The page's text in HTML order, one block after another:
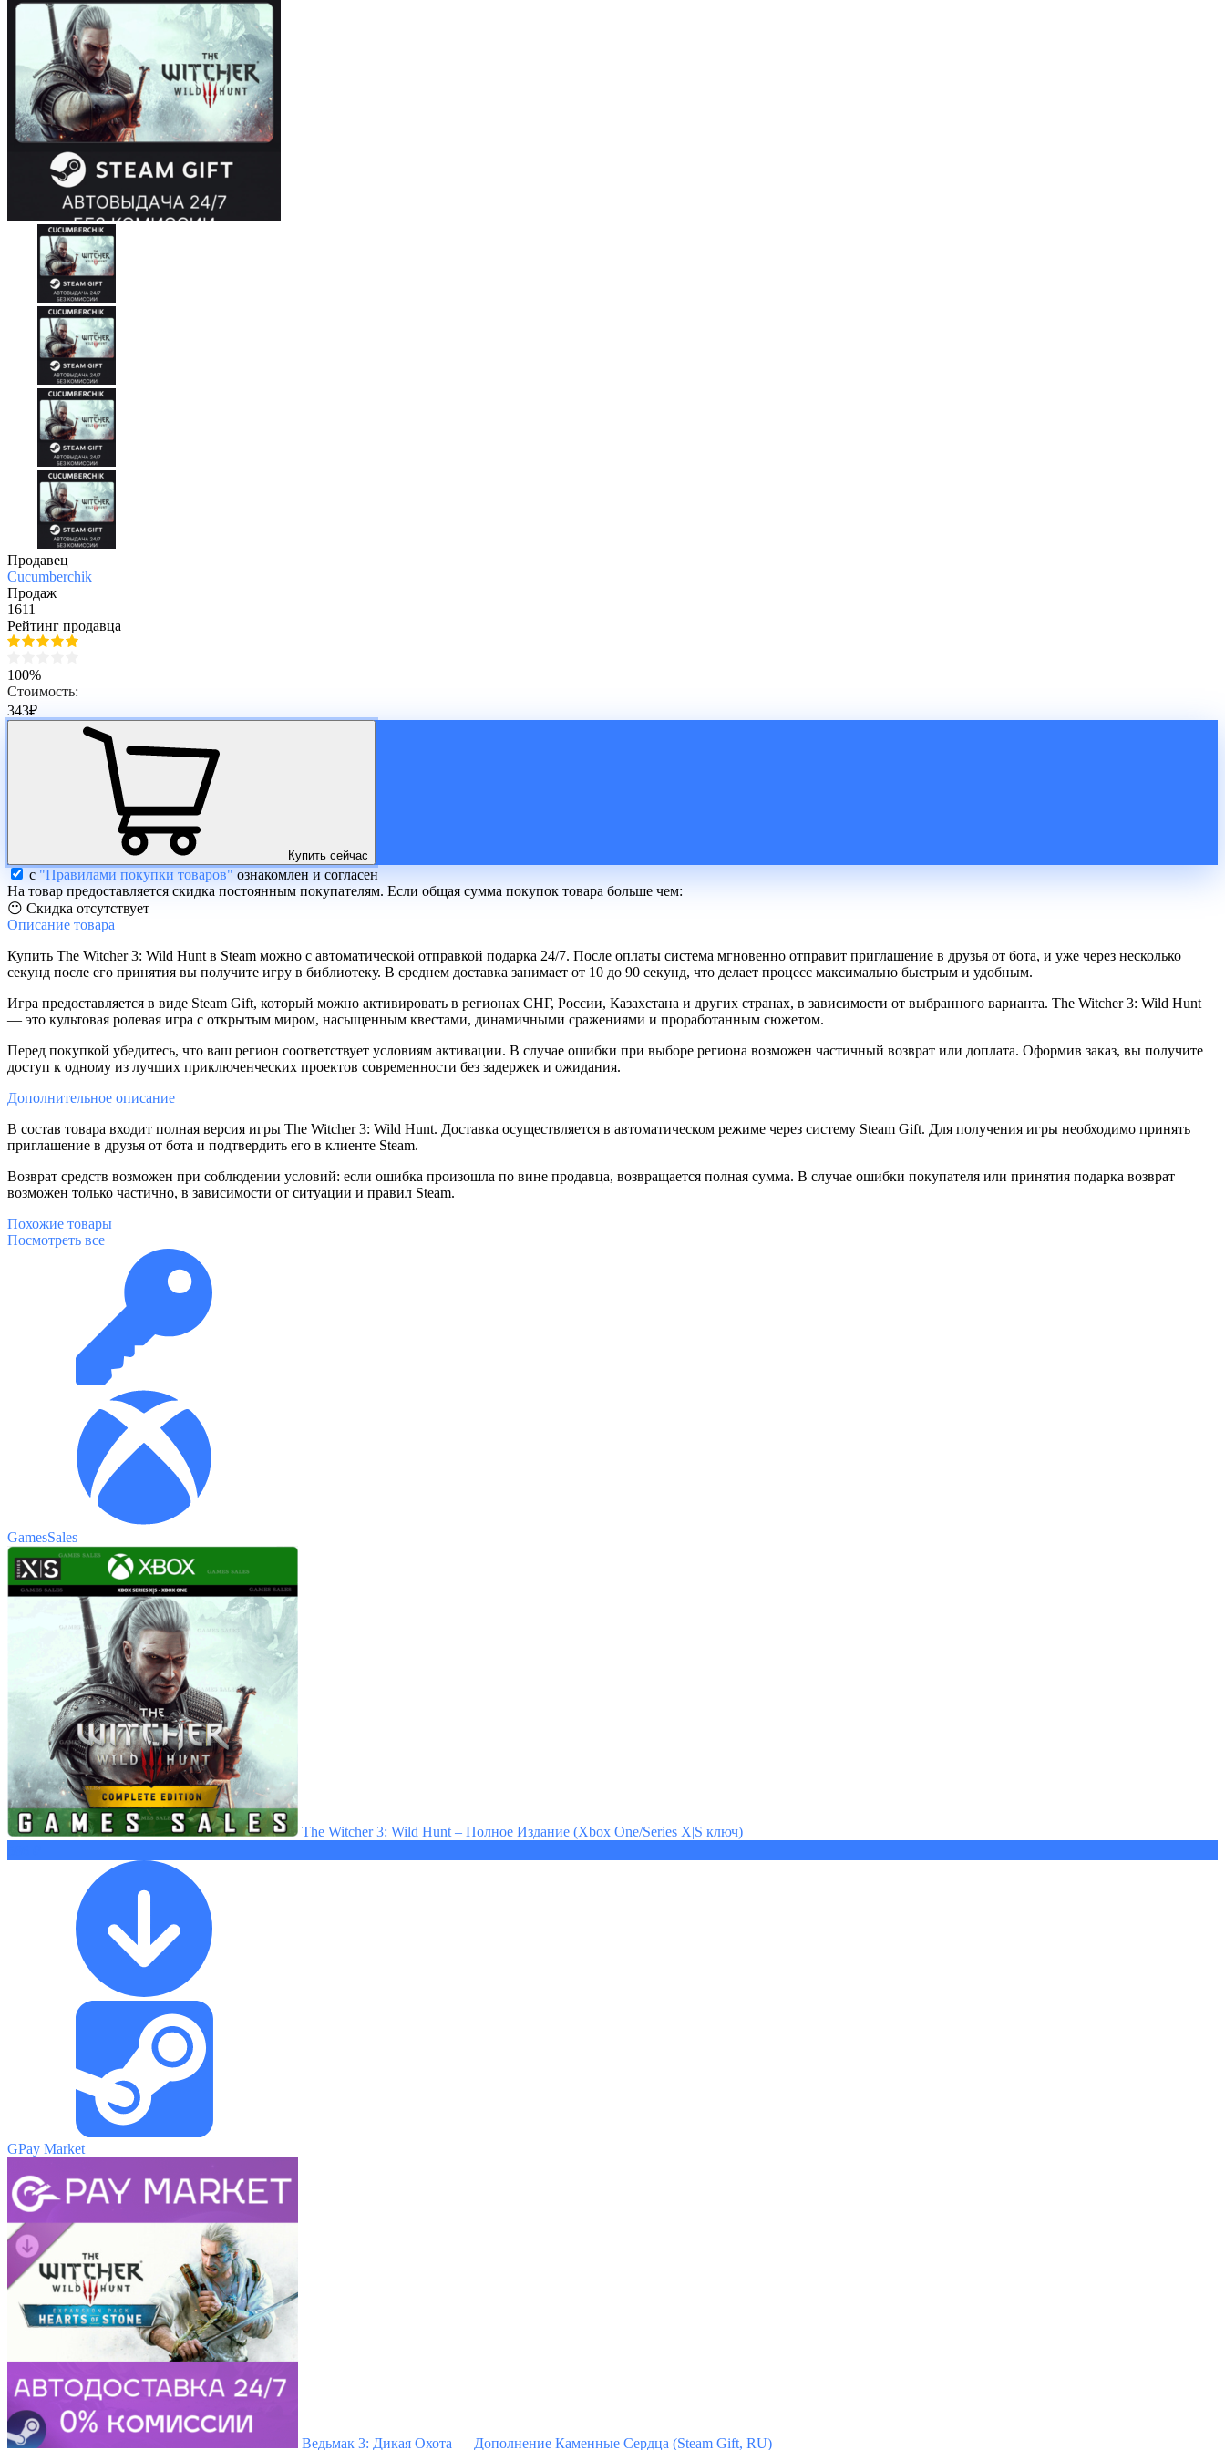
Продавец
Cucumberchik
Продаж
1611
Рейтинг продавца
100%
Стоимость:
343₽
Купить сейчас
с "Правилами покупки товаров" ознакомлен и согласен
На товар предоставляется скидка постоянным покупателям. Если общая сумма покупок товара больше чем:
😶 Скидка отсутствует
Описание товара
Купить The Witcher 3: Wild Hunt в Steam можно с автоматической отправкой подарка 24/7. После оплаты система мгновенно отправит приглашение в друзья от бота, и уже через несколько
секунд после его принятия вы получите игру в библиотеку. В среднем доставка занимает от 10 до 90 секунд, что делает процесс максимально быстрым и удобным.
Игра предоставляется в виде Steam Gift, который можно активировать в регионах СНГ, России, Казахстана и других странах, в зависимости от выбранного варианта. The Witcher 3: Wild Hunt
— это культовая ролевая игра с открытым миром, насыщенным квестами, динамичными сражениями и проработанным сюжетом.
Перед покупкой убедитесь, что ваш регион соответствует условиям активации. В случае ошибки при выборе региона возможен частичный возврат или доплата. Оформив заказ, вы получите
доступ к одному из лучших приключенческих проектов современности без задержек и ожидания.
Дополнительное описание
В состав товара входит полная версия игры The Witcher 3: Wild Hunt. Доставка осуществляется в автоматическом режиме через систему Steam Gift. Для получения игры необходимо принять
приглашение в друзья от бота и подтвердить его в клиенте Steam.
Возврат средств возможен при соблюдении условий: если ошибка произошла по вине продавца, возвращается полная сумма. В случае ошибки покупателя или принятия подарка возврат
возможен только частично, в зависимости от ситуации и правил Steam.
Похожие товары
Посмотреть все
GamesSales
The Witcher 3: Wild Hunt – Полное Издание (Xbox One/Series X|S ключ)
GPay Market
Ведьмак 3: Дикая Охота — Дополнение Каменные Сердца (Steam Gift, RU)